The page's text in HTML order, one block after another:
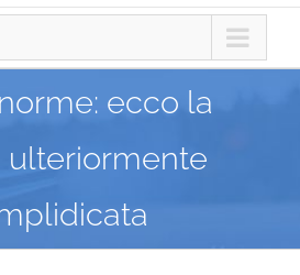
ecco la
ulteriormente